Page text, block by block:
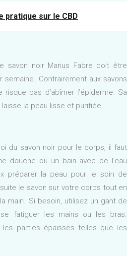
pratique sur le CBD
savon noir Marius Fabre doit être
Contrairement aux savons
pas d’abîmer l’épiderme. Sa
la peau lisse et purifiée.
du savon noir pour le corps, il faut
douche ou un bain avec de l’eau
préparer la peau pour le soin de
le savon sur votre corps tout en
main. Si besoin, utilisez un gant de
fatiguer les mains ou les bras.
les parties épaisses telles que les